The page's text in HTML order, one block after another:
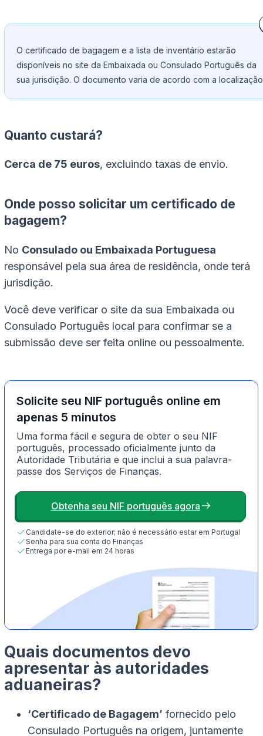
O certificado de bagagem e a lista de inventário estarão
disponíveis no site da Embaixada ou Consulado Português da
sua jurisdição. O documento varia de acordo com a
Quanto custará?
Cerca de 75 euros, excluindo taxas de envio.
Onde posso solicitar um certificado de
bagagem?
No Consulado ou Embaixada Portuguesa
responsável pela sua área de residência, onde terá
jurisdição.
Você deve verificar o site da sua Embaixada ou
Consulado Português local para confirmar se a
submissão deve ser feita online ou pessoalmente.
Solicite seu NIF português online em
apenas 5 minutos
Uma forma fácil e segura de obter o seu NIF
português, processado oficialmente junto da
Autoridade Tributária e que inclui a sua palavra-
passe dos Serviços de Finanças.
Obtenha seu NIF português agora
Candidate-se do exterior; não é necessário estar em Portugal
Senha para sua conta do Finanças
Entrega por e-mail em 24 horas
Quais documentos devo
apresentar às autoridades
aduaneiras?
‘Certificado de Bagagem’ fornecido pelo
Consulado Português na origem, juntamente